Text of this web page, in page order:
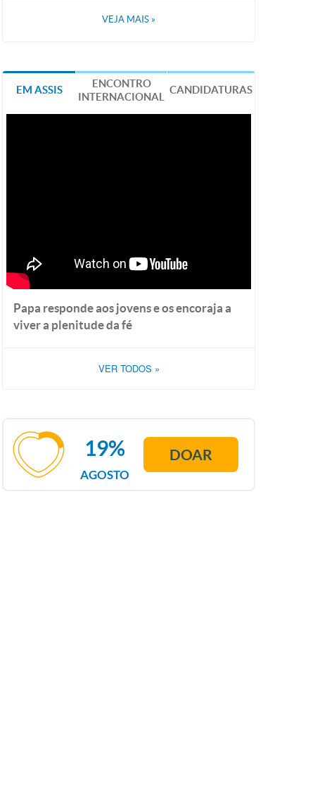
VEJA MAIS »
EM ASSIS
ENCONTRO
INTERNACIONAL
CANDIDATURAS
Papa responde aos jovens e os encoraja a
viver a plenitude da fé
VER TODOS »
AGOSTO
19% DOAR